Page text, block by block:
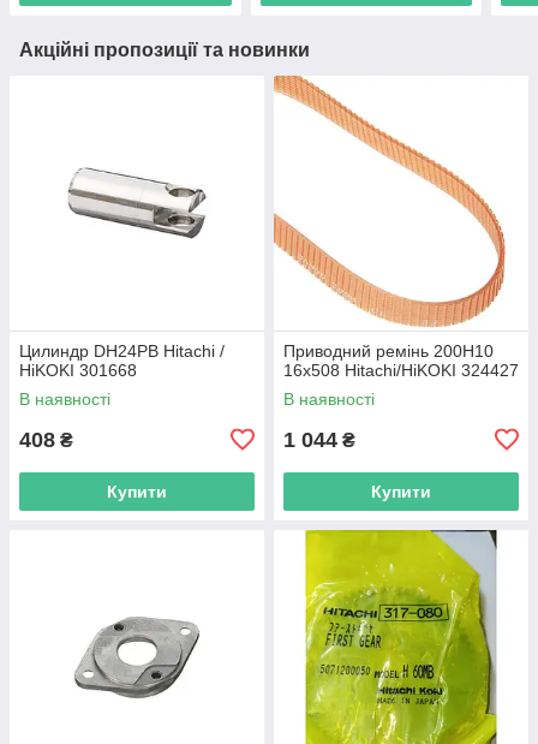
Акційні пропозиції та новинки
Цилиндр DH24PB Hitachi /
HiKOKI 301668
В наявності
408 ₴
Купити
Приводний ремінь 200Н10
16х508 Hitachi/HiKOKI 324427
В наявності
1 044 ₴
Купити